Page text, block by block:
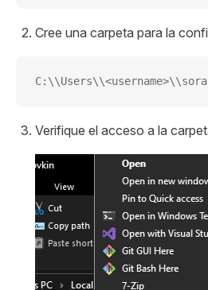
Cree una carpeta para la
Verifique el acceso a la